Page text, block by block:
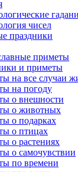
чисел
праздники
приметы
и приметы
на все случаи
на погоду
о внешности
о животных
о подарках
о птицах
о растениях
о самочувствии
по времени